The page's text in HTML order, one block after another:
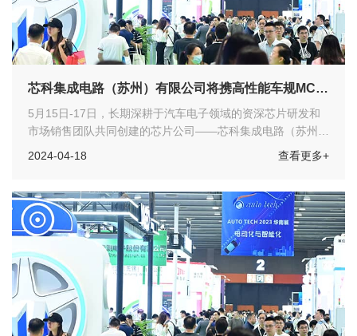
芯科集成电路（苏州）有限公司将携高性能车规MCU
5月15日-17日，长期深耕于汽车电子领域的资深芯片研发和
市场销售团队共同创建的芯片公司——芯科集成电路（苏州）
有限公司将亮相 AUTO TECH 2024 华南展。作为华南重要的
2024-04-18 查看更多+